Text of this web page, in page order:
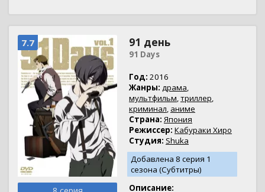
7.7 91 день
91 Days
Год: 2016
Жанры: драма,
мультфильм,триллер,
криминал, аниме
Страна: Япония
Режиссер: Кабураки Хиро
Студия: Shuka
Добавлена 8 серия 1
сезона (Субтитры)
Описание: